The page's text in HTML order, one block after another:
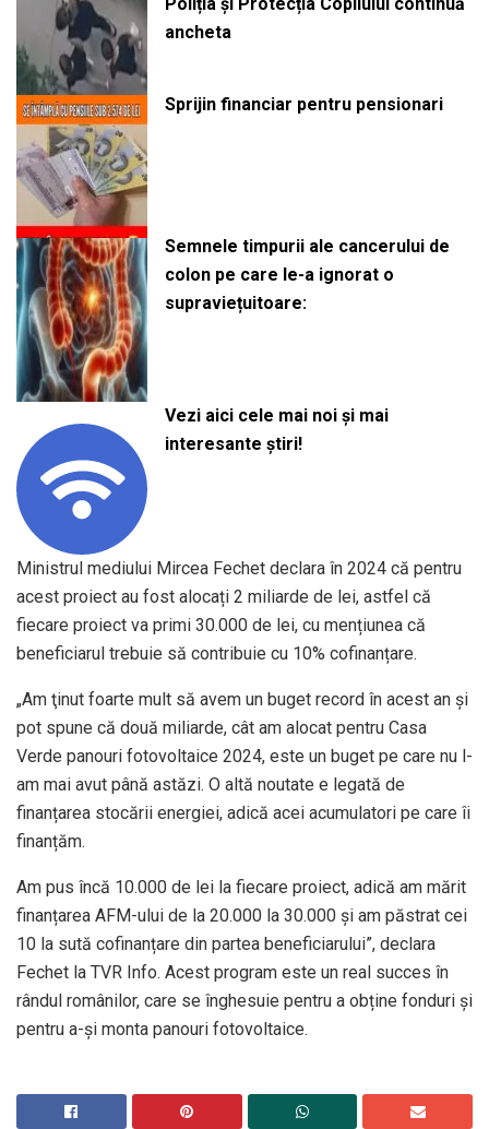
ancheta
Sprijin financiar pentru pensionari
Semnele timpurii ale cancerului de
colon pe care le-a ignorat o
supraviețuitoare:
Vezi aici cele mai noi și mai
interesante știri!
Ministrul mediului Mircea Fechet declara în 2024 că pentru
acest proiect au fost alocați 2 miliarde de lei, astfel că
fiecare proiect va primi 30.000 de lei, cu mențiunea că
beneficiarul trebuie să contribuie cu 10% cofinanțare.
„Am ţinut foarte mult să avem un buget record în acest an şi
pot spune că două miliarde, cât am alocat pentru Casa
Verde panouri fotovoltaice 2024, este un buget pe care nu l-
am mai avut până astăzi. O altă noutate e legată de
finanțarea stocării energiei, adică acei acumulatori pe care îi
finanțăm.
Am pus încă 10.000 de lei la fiecare proiect, adică am mărit
finanțarea AFM-ului de la 20.000 la 30.000 și am păstrat cei
10 la sută cofinanțare din partea beneficiarului”, declara
Fechet la TVR Info. Acest program este un real succes în
rândul românilor, care se înghesuie pentru a obține fonduri și
pentru a-și monta panouri fotovoltaice.